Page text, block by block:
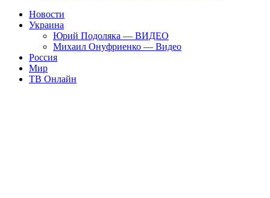
Новости
Украина
Юрий Подоляка — ВИДЕО
Михаил Онуфриенко — Видео
Россия
Мир
ТВ Онлайн